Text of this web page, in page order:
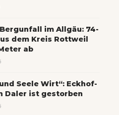
im Allgäu: 74-
dem Kreis Rottweil
ab
Seele Wirt“: Eckhof-
Daler ist gestorben